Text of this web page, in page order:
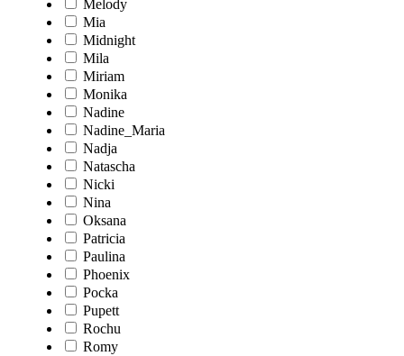
Melody
Mia
Midnight
Mila
Miriam
Monika
Nadine
Nadine_Maria
Nadja
Natascha
Nicki
Nina
Oksana
Patricia
Paulina
Phoenix
Pocka
Pupett
Rochu
Romy